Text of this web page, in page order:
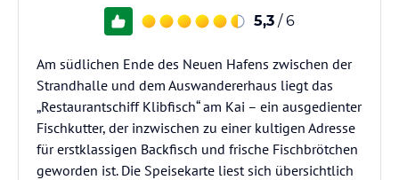
5,3 / 6
Am südlichen Ende des Neuen Hafens zwischen der
Strandhalle und dem Auswandererhaus liegt das
„Restaurantschiff Klibfisch“ am Kai – ein ausgedienter
Fischkutter, der inzwischen zu einer kultigen Adresse
für erstklassigen Backfisch und frische Fischbrötchen
geworden ist. Die Speisekarte liest sich übersichtlich